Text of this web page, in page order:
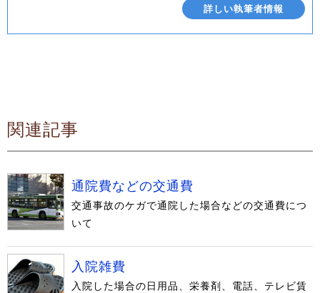
詳しい執筆者情報
関連記事
通院費などの交通費
交通事故のケガで通院した場合などの交通費につ
いて
入院雑費
入院した場合の日用品、栄養剤、電話、テレビ賃